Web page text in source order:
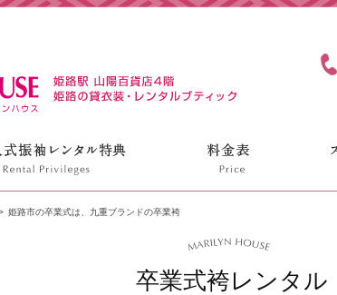
姫路市の卒業式は、九重ブランドの卒業袴
卒業式袴レンタル